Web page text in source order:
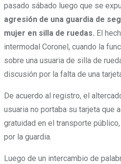
pasado sábado luego que se
agresión de una guardia de
mujer en silla de ruedas. El
intermodal Coronel, cuando la
sobre una usuaria de silla de
discusión por la falta de una
De acuerdo al registro, el
usuaria no portaba su tarjeta que
gratuidad en el transporte
por la guardia.
Luego de un intercambio de